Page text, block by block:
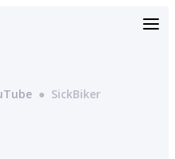
● SickBiker